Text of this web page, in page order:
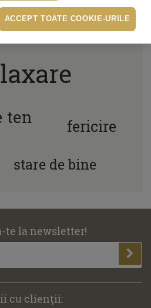
exfoliere
ten fericire
stare de bine
te la newsletter!
cu clienţii:
ACCEPT TOATE COOKIE-URILE